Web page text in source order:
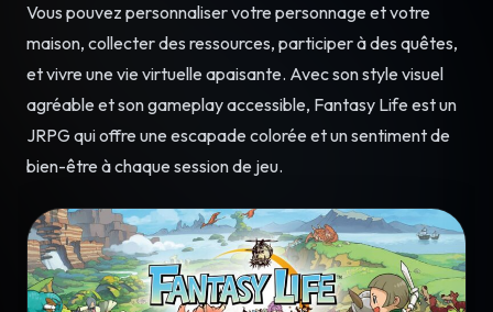
Vous pouvez personnaliser votre personnage et votre
maison, collecter des ressources, participer à des quêtes,
et vivre une vie virtuelle apaisante. Avec son style visuel
agréable et son gameplay accessible, Fantasy Life est un
JRPG qui offre une escapade colorée et un sentiment de
bien-être à chaque session de jeu.